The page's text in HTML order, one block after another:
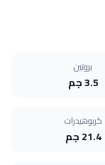
بروتين
3.5 جم
كربوهيدرات
21.4 جم